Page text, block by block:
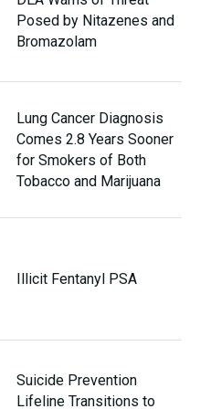
Posed by Nitazenes and
Bromazolam
Lung Cancer Diagnosis
Comes 2.8 Years Sooner
for Smokers of Both
Tobacco and Marijuana
Illicit Fentanyl PSA
Suicide Prevention
Lifeline Transitions to